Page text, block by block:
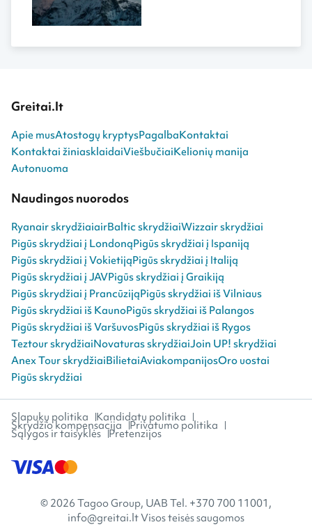
Greitai.lt
Apie musAtostogų kryptysPagalbaKontaktai
Kontaktai žiniasklaidaiViešbučiaiKelionių manija
Autonuoma
Naudingos nuorodos
Ryanair skrydžiaiairBaltic skrydžiaiWizzair skrydžiai
Pigūs skrydžiai į LondonąPigūs skrydžiai į Ispaniją
Pigūs skrydžiai į VokietijąPigūs skrydžiai į Italiją
Pigūs skrydžiai į JAVPigūs skrydžiai į Graikiją
Pigūs skrydžiai į PrancūzijąPigūs skrydžiai iš Vilniaus
Pigūs skrydžiai iš KaunoPigūs skrydžiai iš Palangos
Pigūs skrydžiai iš VaršuvosPigūs skrydžiai iš Rygos
Teztour skrydžiaiNovaturas skrydžiaiJoin UP! skrydžiai
Anex Tour skrydžiaiBilietaiAviakompanijosOro uostai
Pigūs skrydžiai
Slapukų politika Kandidatų politika
Skrydžio kompensacija Privatumo politika
Sąlygos ir taisyklės Pretenzijos
© 2026 Tagoo Group, UAB Tel. +370 700 11001,
info@greitai.lt Visos teisės saugomos